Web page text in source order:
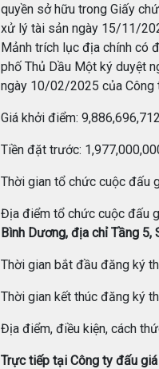
quyền sở hữu trong Giấy
xử lý tài sản ngày 15/11/
Mảnh trích lục địa chính có
phố Thủ Dầu Một ký duyệt
ngày 10/02/2025 của Công
Giá khởi điểm:
Tiền đặt trước:
Thời gian tổ chức cuộc đấu
Địa điểm tổ chức cuộc đấu
Bình Dương, địa chỉ Tầng 5,
Thời gian bắt đầu đăng ký
Thời gian kết thúc đăng ký
Địa điểm, điều kiện, cách
Trực tiếp tại Công ty đấu